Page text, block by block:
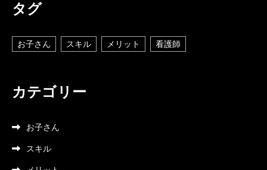
タグ
お子さん スキル メリット 看護師
カテゴリー
お子さん
スキル